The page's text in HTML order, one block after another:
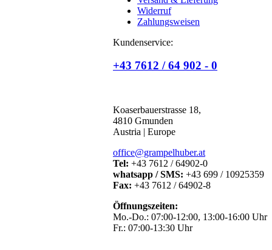
Widerruf
Zahlungsweisen
Kundenservice:
+43 7612 / 64 902 - 0
Koaserbauerstrasse 18,
4810 Gmunden
Austria | Europe
office@grampelhuber.at
Tel: +43 7612 / 64902-0
whatsapp / SMS: +43 699 / 10925359
Fax: +43 7612 / 64902-8
Öffnungszeiten:
Mo.-Do.: 07:00-12:00, 13:00-16:00 Uhr
Fr.: 07:00-13:30 Uhr